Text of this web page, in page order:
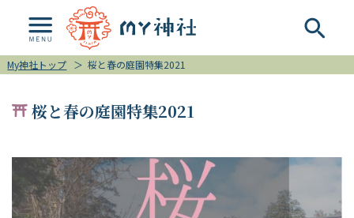
My神社トップ ＞ 桜と春の庭園特集2021
桜と春の庭園特集2021